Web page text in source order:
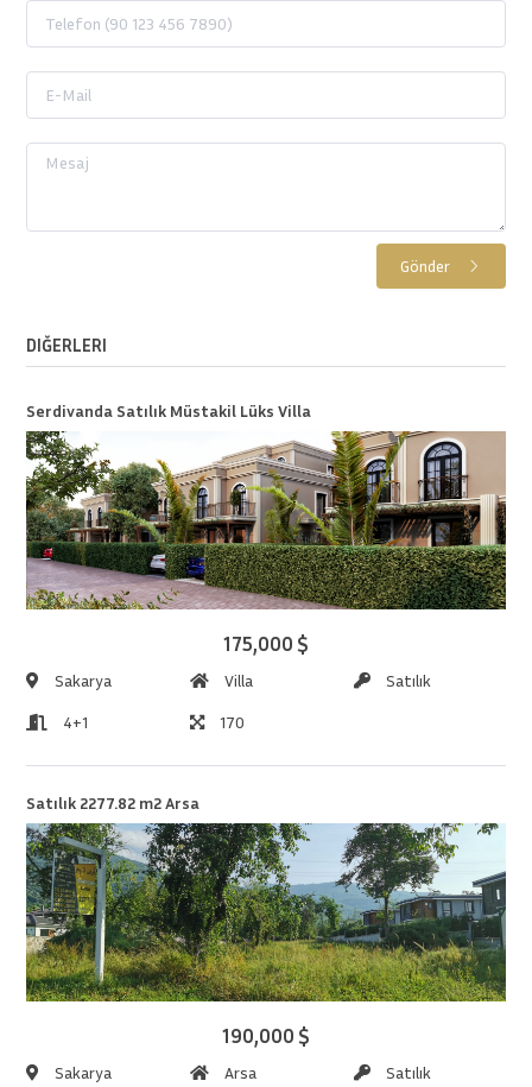
Gönder
DIĞERLERI
Serdivanda Satılık Müstakil Lüks Villa
175,000 $
Sakarya Villa Satılık
4+1 170
Satılık 2277.82 m2 Arsa
190,000 $
Sakarya Arsa Satılık